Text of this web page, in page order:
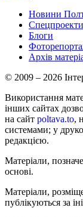
Новини
Спецпроекти
Блоги
Архів
© 2009 – 2026
Використання
інших сайтах
на сайт poltava.to,
системами; у
редакцією.
Матеріали,
основі.
Матеріали,
публікуються за